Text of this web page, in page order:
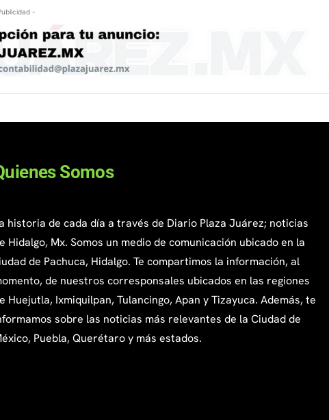
-
Somos
historia de cada día a través de Diario Plaza Juárez; noticias
Hidalgo, Mx. Somos un medio de comunicación ubicado en la
de Pachuca, Hidalgo. Te compartimos la información, al
de nuestros corresponsales ubicados en las regiones
Huejutla, Ixmiquilpan, Tulancingo, Apan y Tizayuca. Además, te
sobre las noticias más relevantes de la Ciudad de
Puebla, Querétaro y más estados.